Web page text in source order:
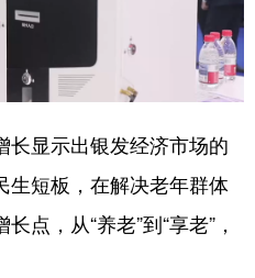
显示出银发经济市场的
生短板，在解决老年群体
点，从“养老”到“享老”，